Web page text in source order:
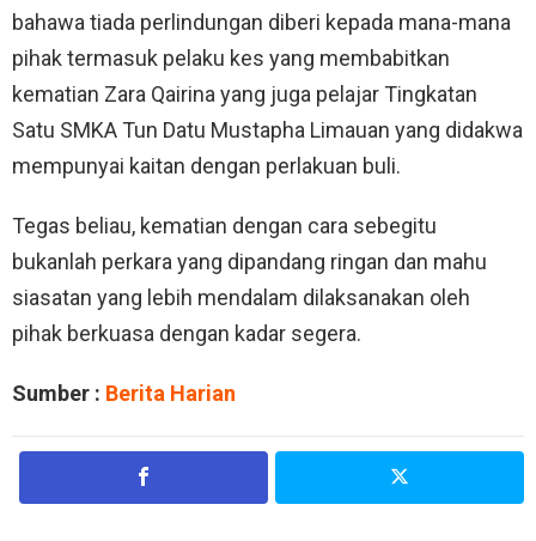
bahawa tiada perlindungan diberi kepada mana-mana
pihak termasuk pelaku kes yang membabitkan
kematian Zara Qairina yang juga pelajar Tingkatan
Satu SMKA Tun Datu Mustapha Limauan yang didakwa
mempunyai kaitan dengan perlakuan buli.
Tegas beliau, kematian dengan cara sebegitu
bukanlah perkara yang dipandang ringan dan mahu
siasatan yang lebih mendalam dilaksanakan oleh
pihak berkuasa dengan kadar segera.
Sumber : Berita Harian